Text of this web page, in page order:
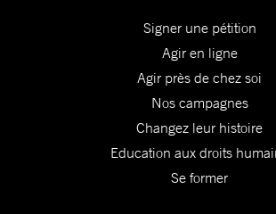
Signer une pétition
Agir en ligne
Agir près de chez soi
Nos campagnes
Changez leur histoire
Education aux droits
Se former